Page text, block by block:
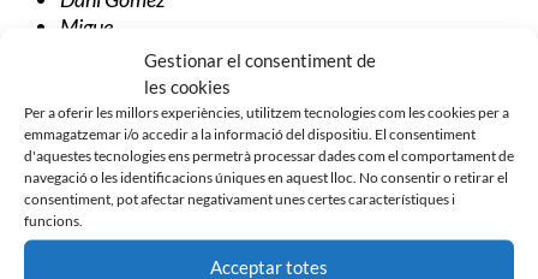
Gestionar el consentiment de
les cookies
Per a oferir les millors experiències, utilitzem tecnologies com les cookies per a
emmagatzemar i/o accedir a la informació del dispositiu. El consentiment
d'aquestes tecnologies ens permetrà processar dades com el comportament de
navegació o les identificacions úniques en aquest lloc. No consentir o retirar el
consentiment, pot afectar negativament unes certes característiques i
funcions.
Acceptar totes
Migue
Aleix Coch
Pol Moreno
Ángel
Adri Díaz
Pedro Capó
Josu
Mario
Migue García